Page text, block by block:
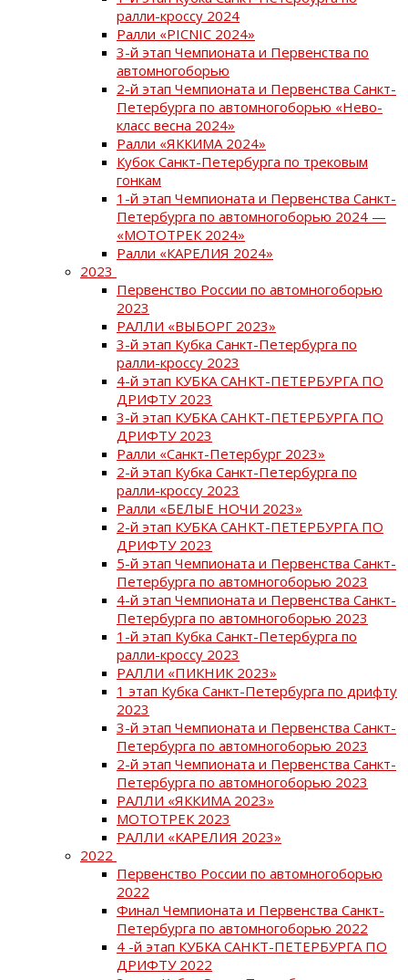
ралли-кроссу 2024
Ралли «PICNIC 2024»
3-й этап Чемпионата и Первенства по
автомногоборью
2-й этап Чемпионата и Первенства Санкт-
Петербурга по автомногоборью «Нево-
класс весна 2024»
Ралли «ЯККИМА 2024»
Кубок Санкт-Петербурга по трековым
гонкам
1-й этап Чемпионата и Первенства Санкт-
Петербурга по автомногоборью 2024 —
«МОТОТРЕК 2024»
Ралли «КАРЕЛИЯ 2024»
2023
Первенство России по автомногоборью
2023
РАЛЛИ «ВЫБОРГ 2023»
3-й этап Кубка Санкт-Петербурга по
ралли-кроссу 2023
4-й этап КУБКА САНКТ-ПЕТЕРБУРГА ПО
ДРИФТУ 2023
3-й этап КУБКА САНКТ-ПЕТЕРБУРГА ПО
ДРИФТУ 2023
Ралли «Санкт-Петербург 2023»
2-й этап Кубка Санкт-Петербурга по
ралли-кроссу 2023
Ралли «БЕЛЫЕ НОЧИ 2023»
2-й этап КУБКА САНКТ-ПЕТЕРБУРГА ПО
ДРИФТУ 2023
5-й этап Чемпионата и Первенства Санкт-
Петербурга по автомногоборью 2023
4-й этап Чемпионата и Первенства Санкт-
Петербурга по автомногоборью 2023
1-й этап Кубка Санкт-Петербурга по
ралли-кроссу 2023
РАЛЛИ «ПИКНИК 2023»
1 этап Кубка Санкт-Петербурга по дрифту
2023
3-й этап Чемпионата и Первенства Санкт-
Петербурга по автомногоборью 2023
2-й этап Чемпионата и Первенства Санкт-
Петербурга по автомногоборью 2023
РАЛЛИ «ЯККИМА 2023»
МОТОТРЕК 2023
РАЛЛИ «КАРЕЛИЯ 2023»
2022
Первенство России по автомногоборью
2022
Финал Чемпионата и Первенства Санкт-
Петербурга по автомногоборью 2022
4 -й этап КУБКА САНКТ-ПЕТЕРБУРГА ПО
ДРИФТУ 2022